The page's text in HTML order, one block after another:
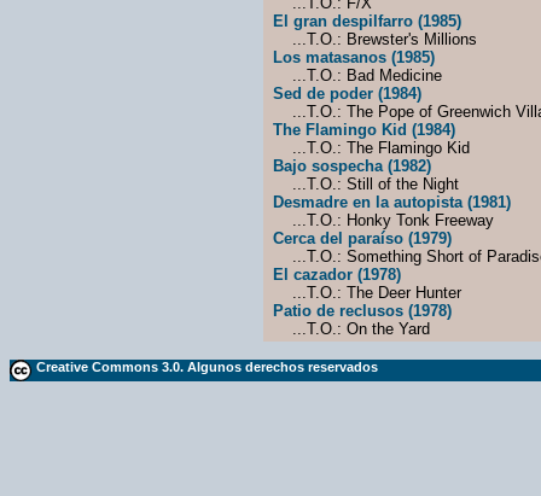
El gran despilfarro (1985)
...T.O.: Brewster's Millions
Los matasanos (1985)
...T.O.: Bad Medicine
Sed de poder (1984)
...T.O.: The Pope of Greenwich
The Flamingo Kid (1984)
...T.O.: The Flamingo Kid
Bajo sospecha (1982)
...T.O.: Still of the Night
Desmadre en la autopista (1981)
...T.O.: Honky Tonk Freeway
Cerca del paraíso (1979)
...T.O.: Something Short of
El cazador (1978)
...T.O.: The Deer Hunter
Patio de reclusos (1978)
...T.O.: On the Yard
Creative Commons 3.0. Algunos derechos reservados